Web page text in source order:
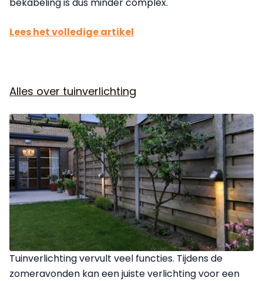
bekabeling is dus minder complex.
Lees het volledige artikel
Alles over tuinverlichting
Tuinverlichting vervult veel functies. Tijdens de
zomeravonden kan een juiste verlichting voor een